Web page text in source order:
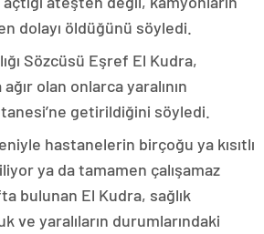
dolayı öldüğünü söyledi.
Sözcüsü Eşref El Kudra,
olan onlarca yaralının
getirildiğini söyledi.
hastanelerin birçoğu ya kısıtlı
ya da tamamen çalışamaz
bulunan El Kudra, sağlık
ve yaralıların durumlarındaki